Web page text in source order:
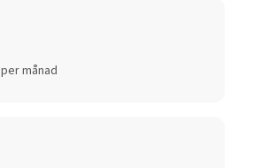
per månad